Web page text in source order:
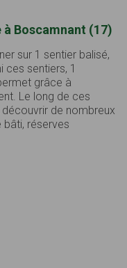
Boscamnant (17)
sur 1 sentier balisé,
sentiers, 1
grâce à
Le long de ces
de nombreux
réserves